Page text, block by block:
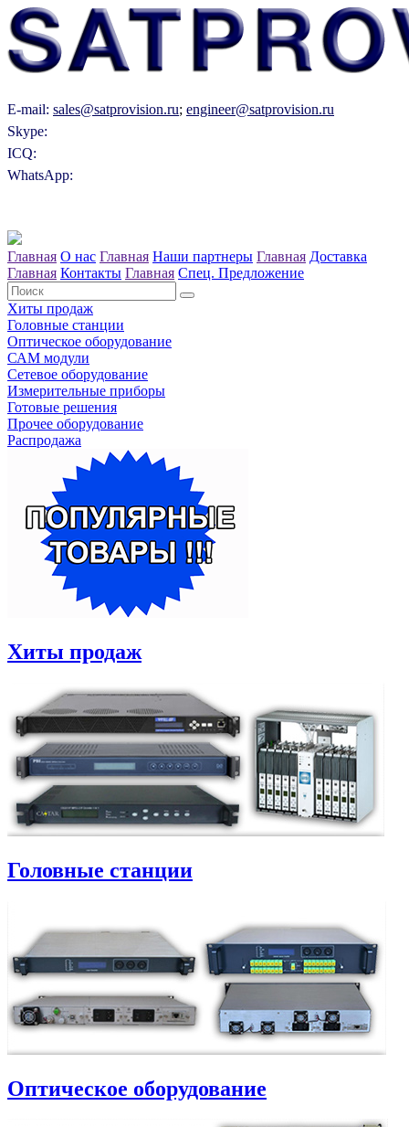
E-mail: sales@satprovision.ru; engineer@satprovision.ru
Skype:
ICQ:
WhatsApp:
Главная О нас Главная Наши партнеры Главная Доставка
Главная Контакты Главная Спец. Предложение
Хиты продаж
Головные станции
Оптическое оборудование
САM модули
Сетевое оборудование
Измерительные приборы
Готовые решения
Прочее оборудование
Распродажа
Хиты продаж
Головные станции
Оптическое оборудование